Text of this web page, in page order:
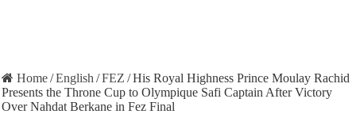
Home/English /FEZ /His Royal Highness Prince Moulay Rachid
Presents the Throne Cup to Olympique Safi Captain After Victory
Over Nahdat Berkane in Fez Final